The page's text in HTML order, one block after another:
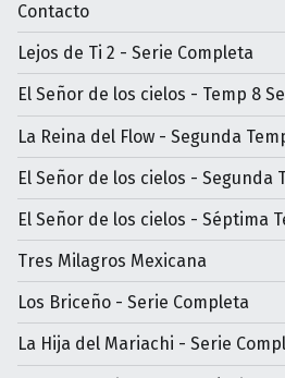
Contacto
Lejos de Ti 2 - Serie Completa
El Señor de los cielos - Temp 8
La Reina del Flow - Segunda
El Señor de los cielos - Segunda
El Señor de los cielos - Séptima
Tres Milagros Mexicana
Los Briceño - Serie Completa
La Hija del Mariachi - Serie